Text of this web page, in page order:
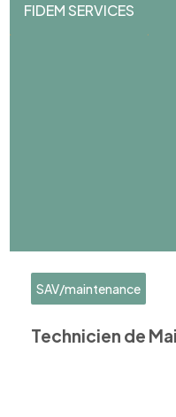
FIDEM SERVICES
SAV/maintenance
Technicien de